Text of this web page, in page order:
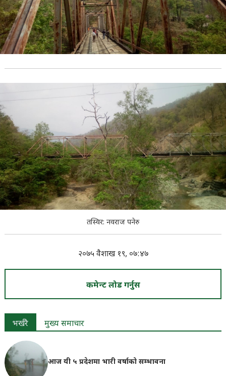
तस्विर: नवराज पनेरु
२०७५ वैशाख १९, ०७:४७
कमेन्ट लोड गर्नुस
भर्खरै मुख्य समाचार
आज यी ५ प्रदेशमा भारी वर्षाको सम्भावना